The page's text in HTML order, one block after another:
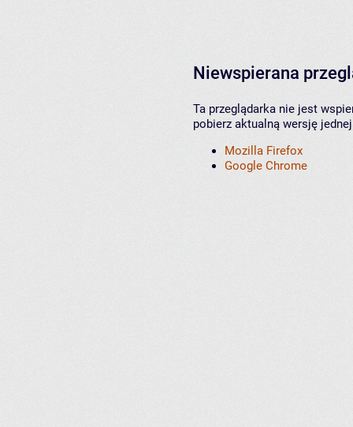
Niewspierana
Ta przeglądarka nie jest
pobierz aktualną wersję
Mozilla Firefox
Google Chrome